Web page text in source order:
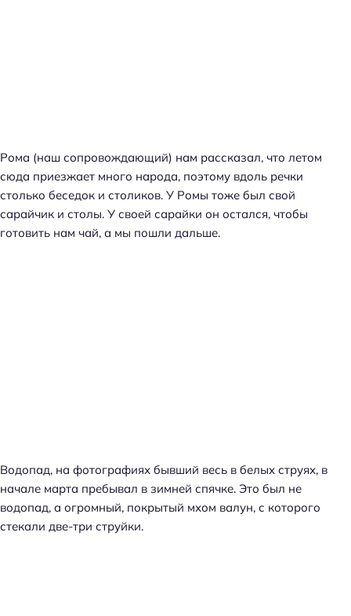
Рома (наш сопровождающий) нам рассказал, что летом
сюда приезжает много народа, поэтому вдоль речки
столько беседок и столиков. У Ромы тоже был свой
сарайчик и столы. У своей сарайки он остался, чтобы
готовить нам чай, а мы пошли дальше.
Водопад, на фотографиях бывший весь в белых струях, в
начале марта пребывал в зимней спячке. Это был не
водопад, а огромный, покрытый мхом валун, с которого
стекали две-три струйки.